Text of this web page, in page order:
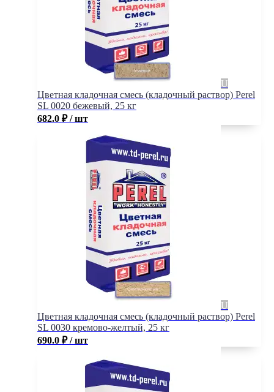
Цветная кладочная смесь (кладочный раствор) Perel
SL 0020 бежевый, 25 кг
682.0 ₽ / шт
Цветная кладочная смесь (кладочный раствор) Perel
SL 0030 кремово-желтый, 25 кг
690.0 ₽ / шт